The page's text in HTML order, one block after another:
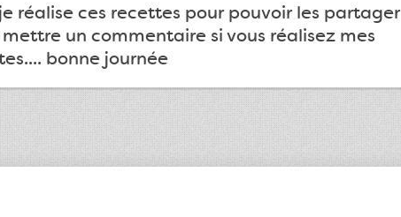
réalise ces recettes pour pouvoir les partager
un commentaire si vous réalisez mes
bonne journée